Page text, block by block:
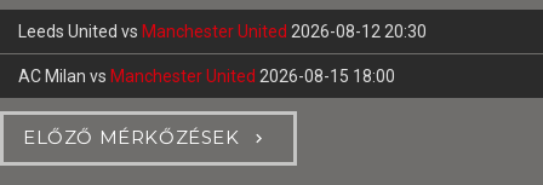
Leeds United vs Manchester United 2026-08-12 20:30
AC Milan vs Manchester United 2026-08-15 18:00
ELŐZŐ MÉRKŐZÉSEK